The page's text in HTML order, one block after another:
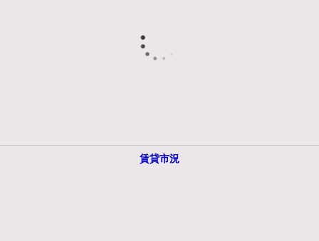
賃貸市況